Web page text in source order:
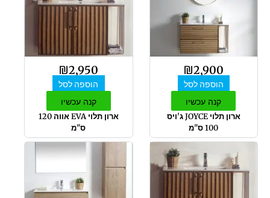
₪2,900
הוספה לסל
קנה עכשיו
ארון תלוי JOYCE ג'ויס
100 ס"מ
₪2,950
הוספה לסל
קנה עכשיו
ארון תלוי EVA אווה 120
ס"מ